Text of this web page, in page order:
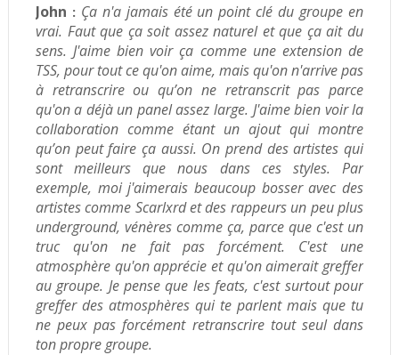
John : Ça n'a jamais été un point clé du groupe en
vrai. Faut que ça soit assez naturel et que ça ait du
sens. J'aime bien voir ça comme une extension de
TSS, pour tout ce qu'on aime, mais qu'on n'arrive pas
à retranscrire ou qu’on ne retranscrit pas parce
qu'on a déjà un panel assez large. J'aime bien voir la
collaboration comme étant un ajout qui montre
qu’on peut faire ça aussi. On prend des artistes qui
sont meilleurs que nous dans ces styles.
Par
exemple, moi j'aimerais beaucoup bosser avec des
artistes comme Scarlxrd et des rappeurs un peu plus
underground, vénères comme ça, parce que c'est un
truc qu'on ne fait pas forcément. C'est une
atmosphère qu'on apprécie et qu'on aimerait greffer
au groupe. Je pense que les feats, c'est surtout pour
greffer des atmosphères qui te parlent mais que tu
ne peux pas forcément retranscrire tout seul dans
ton propre groupe.